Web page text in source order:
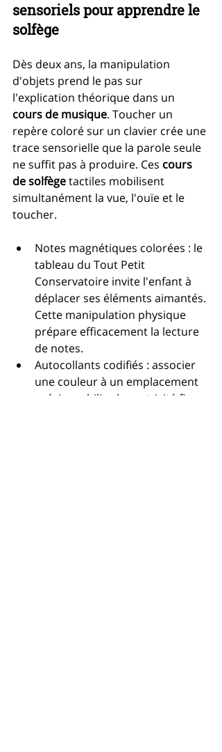
sensoriels pour apprendre le
solfège
Dès deux ans, la manipulation
d'objets prend le pas sur
l'explication théorique dans un
cours de musique. Toucher un
repère coloré sur un clavier crée une
trace sensorielle que la parole seule
ne suffit pas à produire. Ces cours
de solfège tactiles mobilisent
simultanément la vue, l'ouïe et le
toucher.
Notes magnétiques colorées : le
tableau du Tout Petit
Conservatoire invite l'enfant à
déplacer ses éléments aimantés.
Cette manipulation physique
prépare efficacement la lecture
de notes.
Autocollants codifiés : associer
une couleur à un emplacement
précis mobilise la motricité fine.